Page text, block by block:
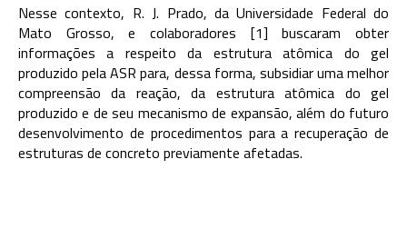
Nesse contexto, R. J. Prado, da Universidade Federal do
Mato Grosso, e colaboradores [1] buscaram obter
informações a respeito da estrutura atômica do gel
produzido pela ASR para, dessa forma, subsidiar uma melhor
compreensão da reação, da estrutura atômica do gel
produzido e de seu mecanismo de expansão, além do futuro
desenvolvimento de procedimentos para a recuperação de
estruturas de concreto previamente afetadas.